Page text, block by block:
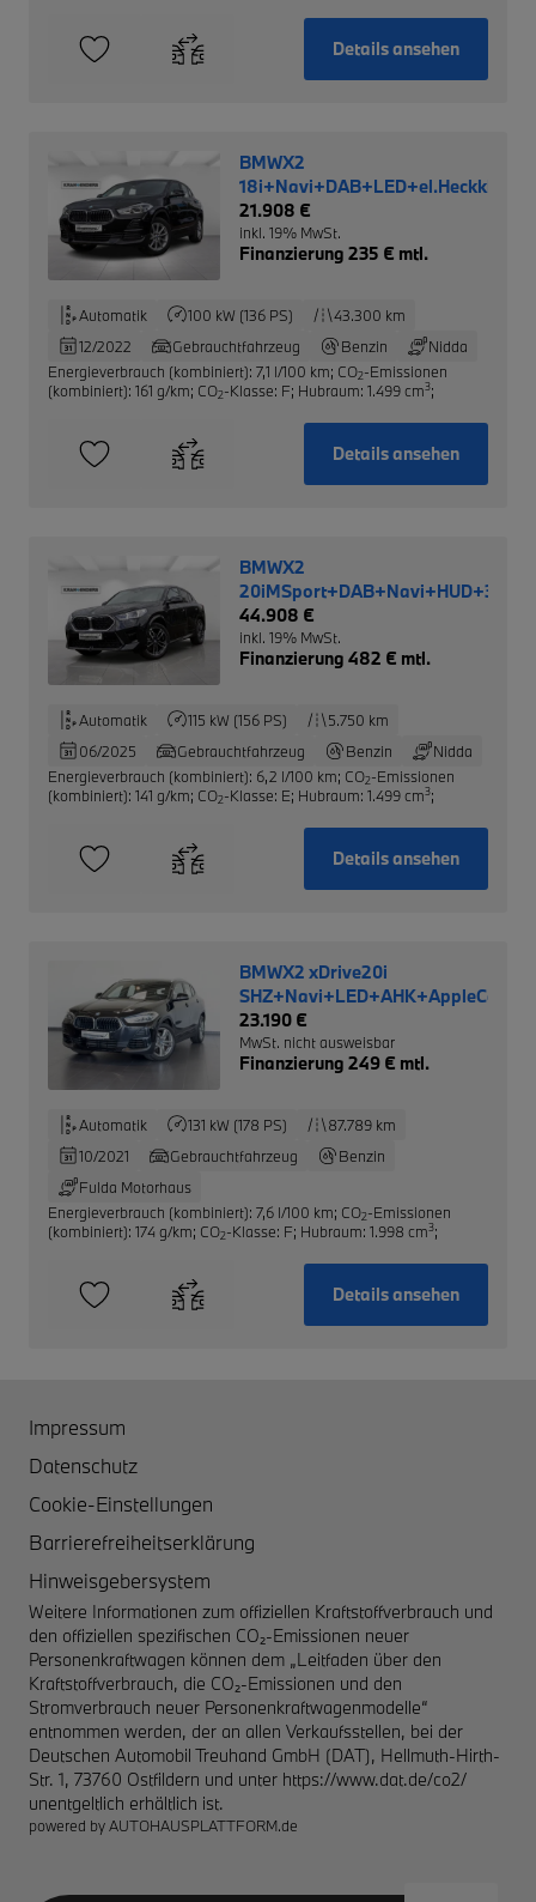
Details ansehen
BMWX2
21.908 €
inkl. 19% MwSt.
Finanzierung 235 € mtl.
Automatik 100 kW (136 PS)
43.300 km
12/2022
Gebrauchtfahrzeug Benzin
Nidda
Energieverbrauch (kombiniert): 7,1 l/100 km; CO2-Emissionen
(kombiniert): 161 g/km; CO2-Klasse: F; Hubraum: 1.499 cm3;
Details ansehen
BMWX2
44.908 €
inkl. 19% MwSt.
Finanzierung 482 € mtl.
Automatik 115 kW (156 PS)
5.750 km
06/2025
Gebrauchtfahrzeug Benzin
Nidda
Energieverbrauch (kombiniert): 6,2 l/100 km; CO2-Emissionen
(kombiniert): 141 g/km; CO2-Klasse: E; Hubraum: 1.499 cm3;
Details ansehen
BMWX2 xDrive20i
23.190 €
MwSt. nicht ausweisbar
Finanzierung 249 € mtl.
Automatik 131 kW (178 PS)
87.789 km
10/2021
Gebrauchtfahrzeug
Benzin
Fulda Motorhaus
Energieverbrauch (kombiniert): 7,6 l/100 km; CO2-Emissionen
(kombiniert): 174 g/km; CO2-Klasse: F; Hubraum: 1.998 cm3;
Details ansehen
Impressum
Datenschutz
Cookie-Einstellungen
Barrierefreiheitserklärung
Hinweisgebersystem
Weitere Informationen zum offiziellen Kraftstoffverbrauch und
den offiziellen spezifischen CO₂-Emissionen neuer
Personenkraftwagen können dem „Leitfaden über den
Kraftstoffverbrauch, die CO₂-Emissionen und den
Stromverbrauch neuer Personenkraftwagenmodelle“
entnommen werden, der an allen Verkaufsstellen, bei der
Deutschen Automobil Treuhand GmbH (DAT), Hellmuth-Hirth-
Str. 1, 73760 Ostfildern und unter https://www.dat.de/co2/
unentgeltlich erhältlich ist.
powered byAUTOHAUSPLATTFORM.de